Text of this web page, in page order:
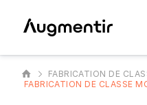
FABRICATION DE
FABRICATION DE CLASSE